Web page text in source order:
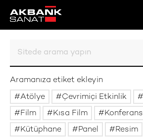
Aramanıza etiket ekleyin
Atölye
Çevrimiçi Etkinlik
Film
Kısa Film Konferans
Kütüphane
Panel Resim